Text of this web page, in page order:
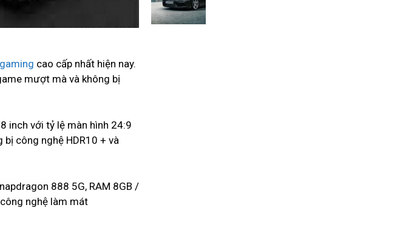
cao cấp nhất hiện nay.
mượt mà và không bị
inch với tỷ lệ màn hình 24:9
công nghệ HDR10 + và
888 5G, RAM 8GB /
nghệ làm mát